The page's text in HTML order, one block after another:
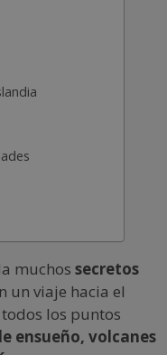
muchos secretos
un viaje hacia el
todos los puntos
ensueño, volcanes